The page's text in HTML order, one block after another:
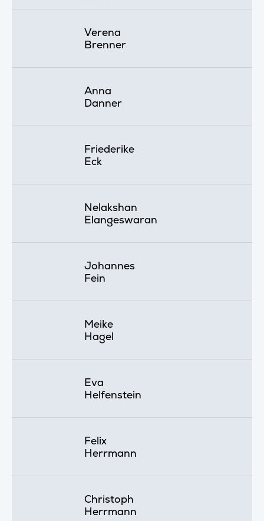
Verena
Brenner
Anna
Danner
Friederike
Eck
Nelakshan
Elangeswaran
Johannes
Fein
Meike
Hagel
Eva
Helfenstein
Felix
Herrmann
Christoph
Herrmann